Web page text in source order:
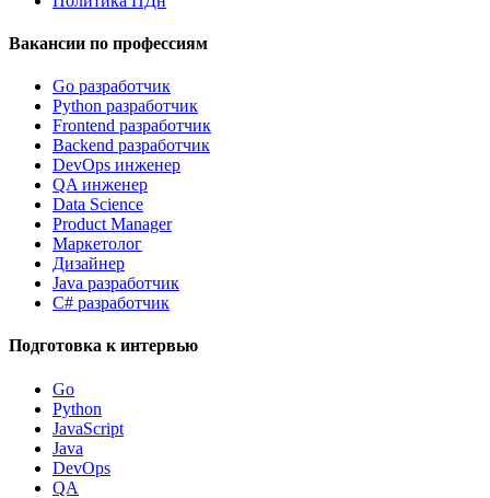
Вакансии по профессиям
Go разработчик
Python разработчик
Frontend разработчик
Backend разработчик
DevOps инженер
QA инженер
Data Science
Product Manager
Маркетолог
Дизайнер
Java разработчик
C# разработчик
Подготовка к интервью
Go
Python
JavaScript
Java
DevOps
QA